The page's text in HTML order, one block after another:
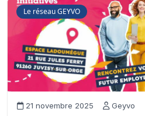
Le réseau GEYVO
21 novembre 2025 Geyvo